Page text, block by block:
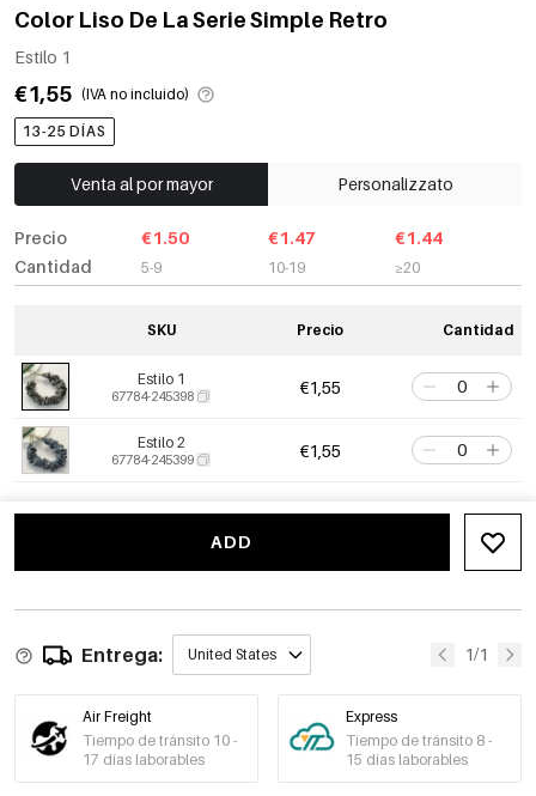
Color Liso De La Serie Simple Retro
Estilo 1
€1,55 (IVA no incluido)
13-25 DÍAS
Venta al por mayor Personalizzato
Precio
Cantidad
€1.50
5-9
€1.47
10-19
€1.44
≥20
SKU Precio Cantidad
Estilo 1
67784-245398 €1,55
Estilo 2
67784-245399 €1,55
ADD
Entrega: United States 1/1
Air Freight
Tiempo de tránsito 10 -
17 días laborables
Express
Tiempo de tránsito 8 -
15 días laborables